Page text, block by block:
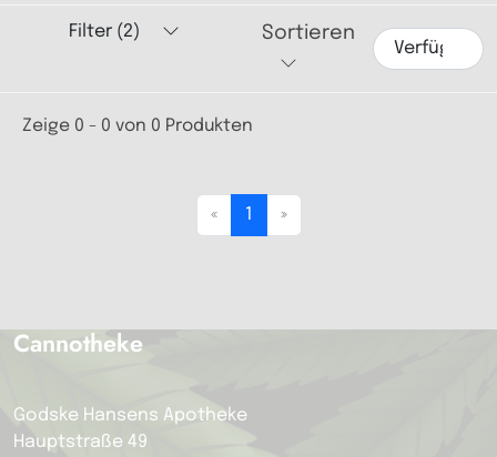
Filter (2) Sortieren
Zeige 0 - 0 von 0 Produkten
« 1 »
Cannotheke
Godske Hansens Apotheke
Hauptstraße 49